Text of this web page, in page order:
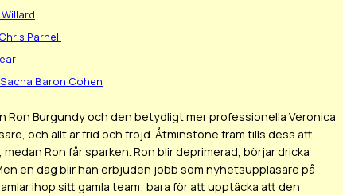
Chris Parnell
Sacha Baron Cohen
Burgundy och den betydligt mer professionella Veronica
och allt är frid och fröjd. Åtminstone fram tills dess att
Ron får sparken. Ron blir deprimerad, börjar dricka
en dag blir han erbjuden jobb som nyhetsuppläsare på
ihop sitt gamla team; bara för att upptäcka att den